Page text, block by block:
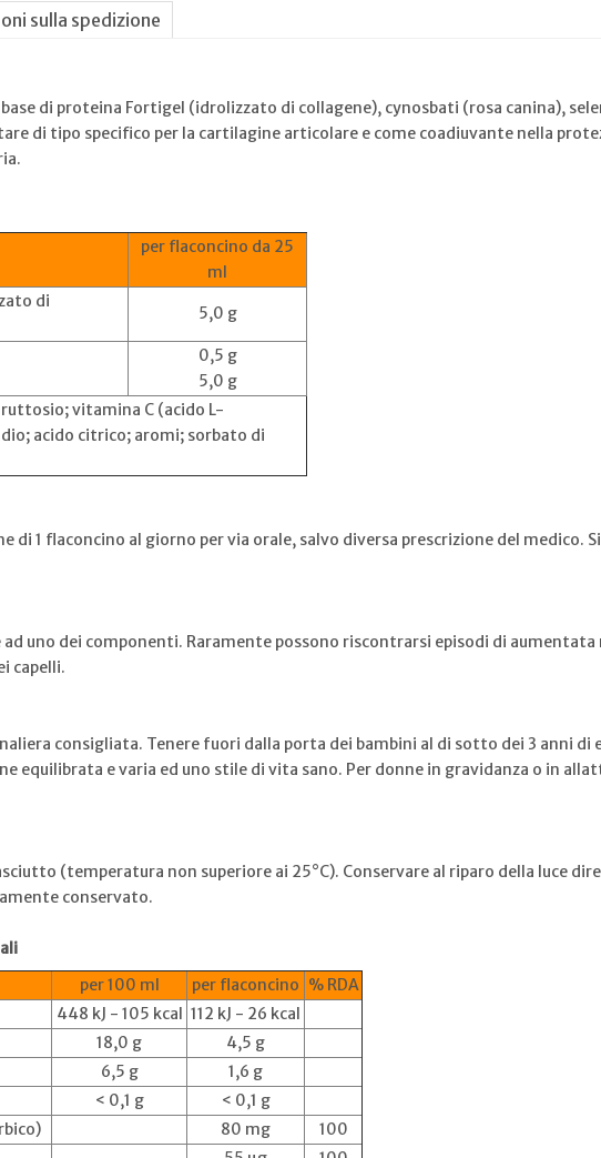
sulla spedizione
di proteina Fortigel (idrolizzato di collagene), cynosbati (rosa canina),
di tipo specifico per la cartilagine articolare e come coadiuvante nella
per flaconcino da 25
ml
di
5,0 g
0,5 g
5,0 g
vitamina C (acido L-
acido citrico; aromi; sorbato di
di 1 flaconcino al giorno per via orale, salvo diversa prescrizione del medico.
uno dei componenti. Raramente possono riscontrarsi episodi di
capelli.
consigliata. Tenere fuori dalla porta dei bambini al di sotto dei 3 anni
equilibrata e varia ed uno stile di vita sano. Per donne in gravidanza o in
(temperatura non superiore ai 25°C). Conservare al riparo della luce
conservato.
per 100 ml
per flaconcino % RDA
448 kJ - 105 kcal 112 kJ - 26 kcal
18,0 g
4,5 g
6,5 g
1,6 g
< 0,1 g
< 0,1 g
80 mg
100